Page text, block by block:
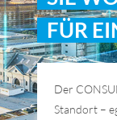
Der
Standort –
FÜR